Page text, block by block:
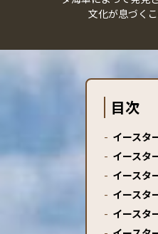
文化が息づく
目次
- イースタ
- イースタ
- イースタ
- イースタ
- イースタ